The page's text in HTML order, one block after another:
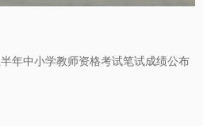
年中小学教师资格考试笔试成绩公布